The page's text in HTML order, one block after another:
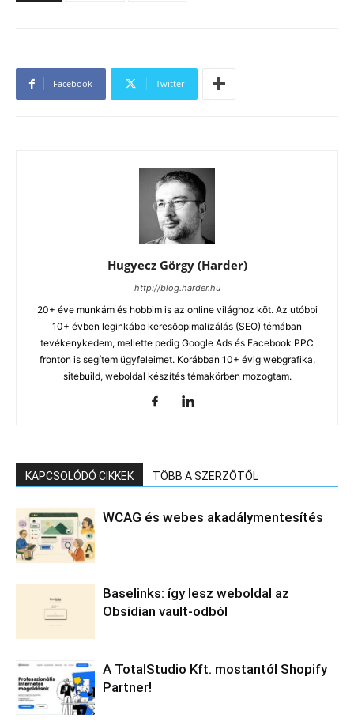
Facebook Twitter
Hugyecz Görgy (Harder)
http://blog.harder.hu
20+ éve munkám és hobbim is az online világhoz köt. Az utóbbi
10+ évben leginkább keresőopimalizálás (SEO) témában
tevékenykedem, mellette pedig Google Ads és Facebook PPC
fronton is segítem ügyfeleimet. Korábban 10+ évig webgrafika,
sitebuild, weboldal készítés témakörben mozogtam.
KAPCSOLÓDÓ CIKKEK TÖBB A SZERZŐTŐL
WCAG és webes akadálymentesítés
Baselinks: így lesz weboldal az
Obsidian vault-odból
A TotalStudio Kft. mostantól Shopify
Partner!